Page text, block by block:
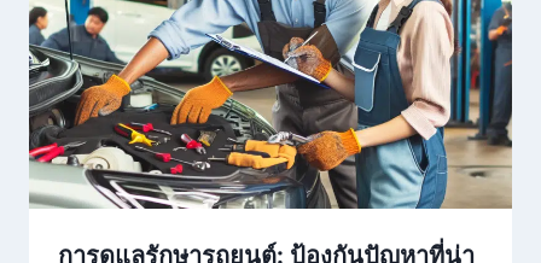
การดูแลรักษารถยนต์: ป้องกันปัญหาที่น่า